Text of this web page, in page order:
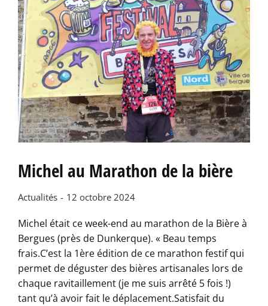
Michel au Marathon de la bière
Actualités 12 octobre 2024
Michel était ce week-end au marathon de la Bière à
Bergues (près de Dunkerque). « Beau temps
frais.C’est la 1ère édition de ce marathon festif qui
permet de déguster des bières artisanales lors de
chaque ravitaillement (je me suis arrêté 5 fois !)
tant qu’à avoir fait le déplacement.Satisfait du